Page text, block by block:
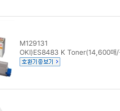
M129131
OKI)ES8483 K Toner(14,600매/